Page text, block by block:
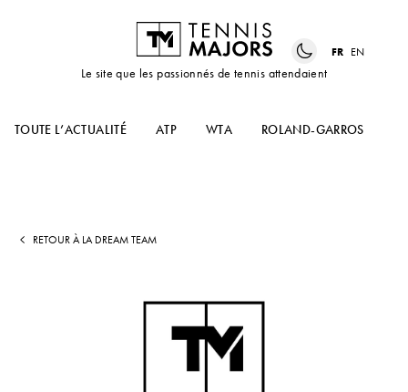
Le site que les passionnés de tennis attendaient
FR EN
TOUTE L’ACTUALITÉ ATP WTA ROLAND-GARROS
RETOUR À LA DREAM TEAM